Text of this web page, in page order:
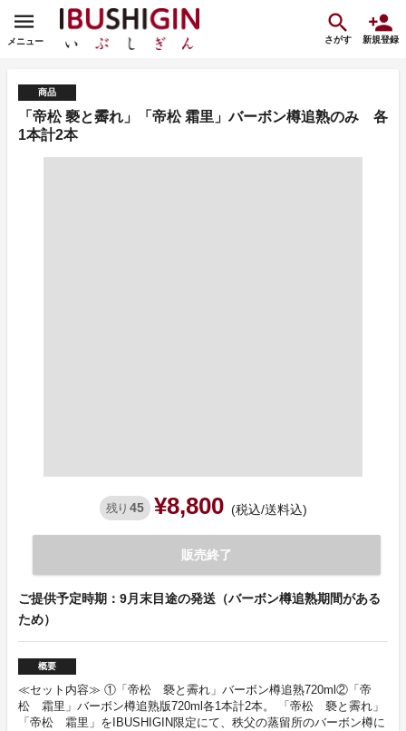
メニュー さがす 新規登録
商品
「帝松 褻と霽れ」「帝松 霜里」バーボン樽追熟のみ 各
1本計2本
残り 45 ¥8,800 (税込/送料込)
販売終了
ご提供予定時期：9月末目途の発送（バーボン樽追熟期間がある
ため）
概要
≪セット内容≫ ①「帝松 褻と霽れ」バーボン樽追熟720ml②「帝
松 霜里」バーボン樽追熟版720ml各1本計2本。 「帝松 褻と霽れ」
「帝松 霜里」をIBUSHIGIN限定にて、秩父の蒸留所のバーボン樽に